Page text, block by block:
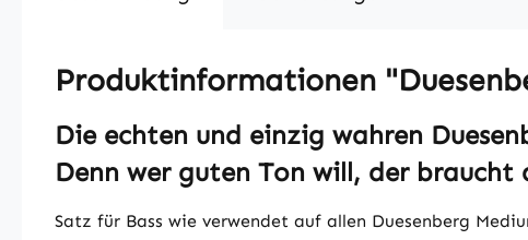
Produktinformationen
Die echten und einzig wahren
Denn wer guten Ton will, der braucht
Satz für Bass wie verwendet auf allen Duesenberg